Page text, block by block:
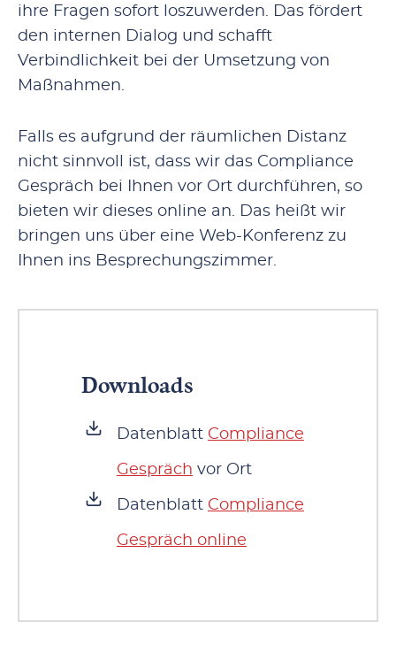
ihre Fragen sofort loszuwerden. Das fördert
den internen Dialog und schafft
Verbindlichkeit bei der Umsetzung von
Maßnahmen.
Falls es aufgrund der räumlichen Distanz
nicht sinnvoll ist, dass wir das Compliance
Gespräch bei Ihnen vor Ort durchführen, so
bieten wir dieses online an. Das heißt wir
bringen uns über eine Web-Konferenz zu
Ihnen ins Besprechungszimmer.
Downloads
Datenblatt Compliance
Gespräch vor Ort
Datenblatt Compliance
Gespräch online